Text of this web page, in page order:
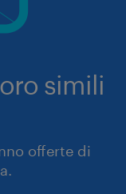
simili
offerte di